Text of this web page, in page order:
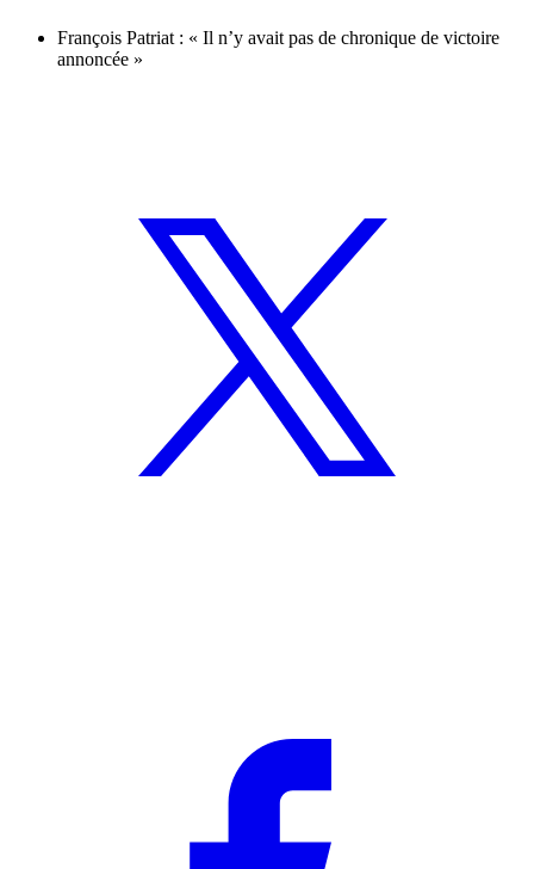
François Patriat : « Il n’y avait pas de chronique de victoire
annoncée »